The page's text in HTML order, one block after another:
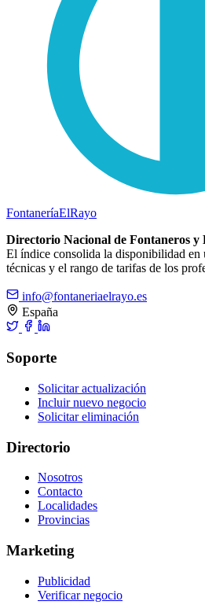
FontaneríaElRayo
Directorio Nacional de Fontaneros y
El índice consolida la disponibilidad en
técnicas y el rango de tarifas de los
info@fontaneriaelrayo.es
España
Soporte
Solicitar actualización
Incluir nuevo negocio
Solicitar eliminación
Directorio
Nosotros
Contacto
Localidades
Provincias
Marketing
Publicidad
Verificar negocio